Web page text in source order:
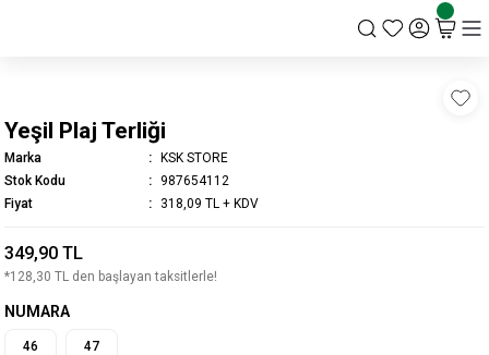
Yeşil Plaj Terliği
Marka
KSK STORE
Stok Kodu
987654112
Fiyat
318,09 TL + KDV
349,90 TL
*128,30 TL den başlayan taksitlerle!
NUMARA
46 47